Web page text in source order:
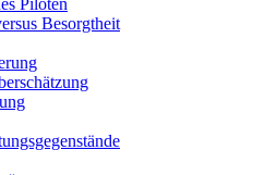
Piloten
Besorgtheit